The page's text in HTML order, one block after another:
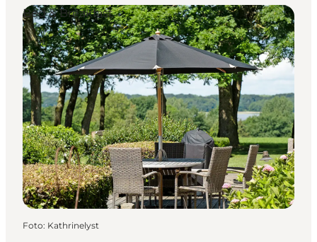
Bed & Breakfast
Foto: Kathrinelyst